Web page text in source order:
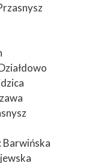
Barwińska